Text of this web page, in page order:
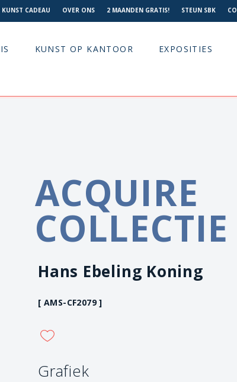
KUNST CADEAU OVER ONS 2 MAANDEN GRATIS! STEUN SBK
KUNST OP KANTOOR EXPOSITIES
ACQUIRE
COLLECTIE
Hans Ebeling Koning
[ AMS-CF2079 ]
Grafiek